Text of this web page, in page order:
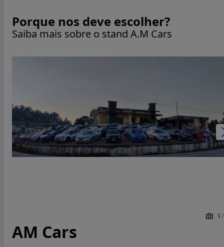
Porque nos deve escolher?
Saiba mais sobre o stand A.M Cars
1
AM Cars